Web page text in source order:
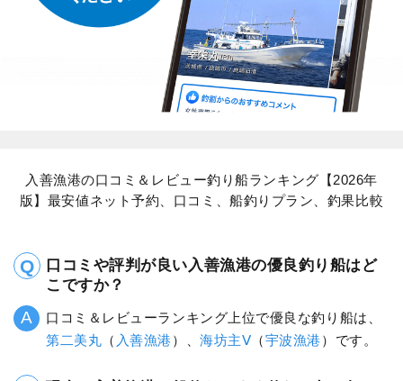
入善漁港の口コミ＆レビュー釣り船ランキング【2026年
版】最安値ネット予約、口コミ、船釣りプラン、釣果比較
口コミや評判が良い入善漁港の優良釣り船はど
こですか？
口コミ＆レビューランキング上位で優良な釣り船は、
第二美丸 （ 入善漁港 ）、海坊主Ⅴ （宇波漁港 ）です。